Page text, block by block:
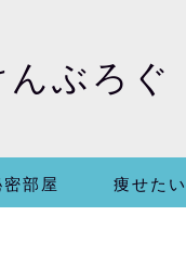
ぶろぐ
部屋 痩せた